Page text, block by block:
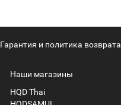
Гарантия и политика возврата
Наши магазины
HQD Thai